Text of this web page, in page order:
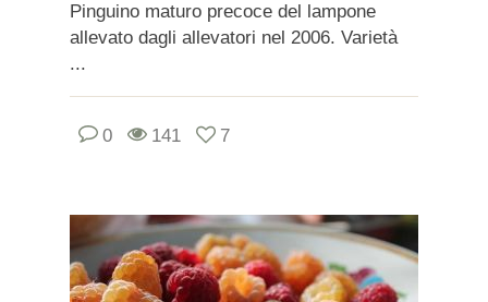
Pinguino maturo precoce del lampone
allevato dagli allevatori nel 2006. Varietà
...
0 141 7